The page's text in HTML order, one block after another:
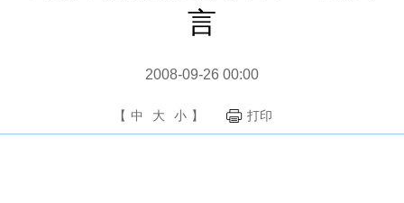
言
2008-09-26 00:00
【 中 大 小 】 打印